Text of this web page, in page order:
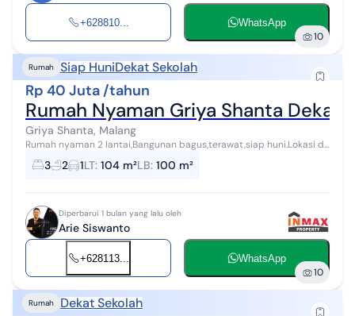
+628810... WhatsApp
10
Rumah Siap HuniDekat Sekolah
Rp 40 Juta /tahun
Rumah Nyaman Griya Shanta Dekat
Griya Shanta, Malang
Rumah nyaman 2 lantai,Bangunan bagus,terawat,siap huni.Lokasi di
Perumahan Griya Shanta,Lowokwaru Malang.Dekat Kampus
UNIBRAW,POLINEMA,Pusat kuline...
3 2 1LT: 104 m²LB: 100 m²
Diperbarui 1 bulan yang lalu oleh
Arie Siswanto
+628113... WhatsApp
10
Rumah Dekat Sekolah